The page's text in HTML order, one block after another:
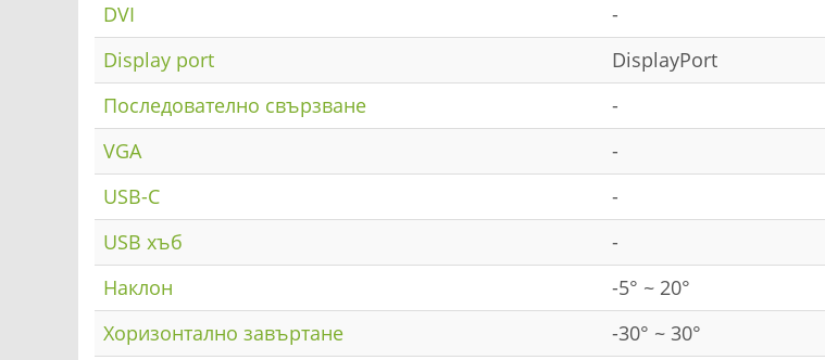
DVI
-
Display port
DisplayPort
Последователно свързване
-
VGA
-
USB-C
-
USB хъб
-
Наклон
-5° ~ 20°
Хоризонтално завъртане
-30° ~ 30°